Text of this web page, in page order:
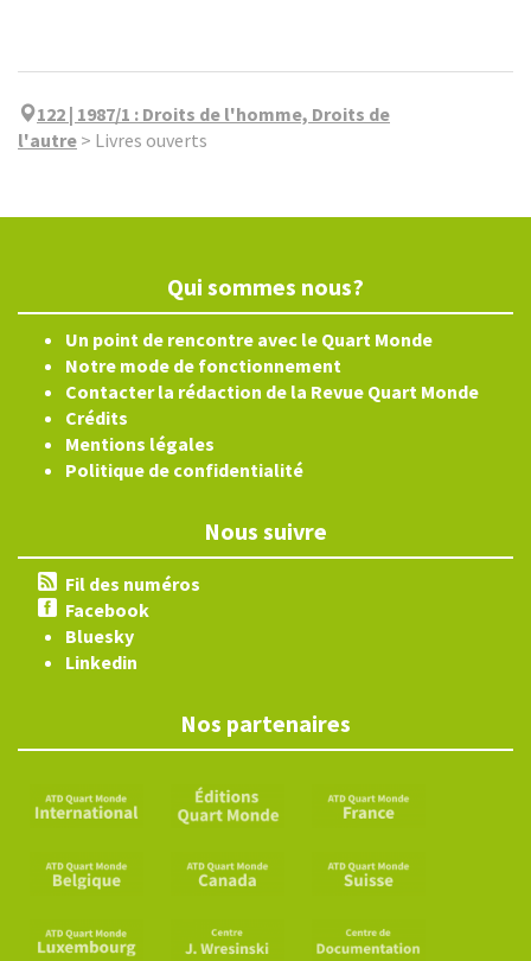
122 | 1987/1 : Droits de l'homme, Droits de
l'autre > Livres ouverts
Qui sommes nous?
Un point de rencontre avec le Quart Monde
Notre mode de fonctionnement
Contacter la rédaction de la Revue Quart Monde
Crédits
Mentions légales
Politique de confidentialité
Nous suivre
Fil des numéros
Facebook
Bluesky
Linkedin
Nos partenaires